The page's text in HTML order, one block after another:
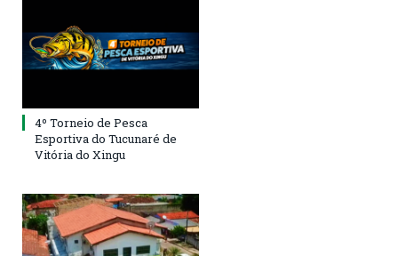
4º Torneio de Pesca
Esportiva do Tucunaré de
Vitória do Xingu